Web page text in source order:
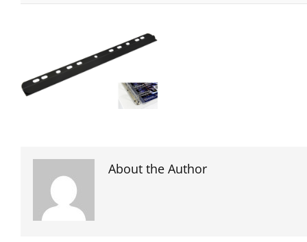
About the Author